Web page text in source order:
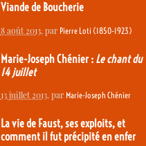
Viande de Boucherie
8 août 2013, par Pierre Loti (1850-1923)
Marie-Joseph Chénier : Le chant du
14 juillet
13 juillet 2013, par Marie-Joseph Chénier
La vie de Faust, ses exploits, et
comment il fut précipité en enfer